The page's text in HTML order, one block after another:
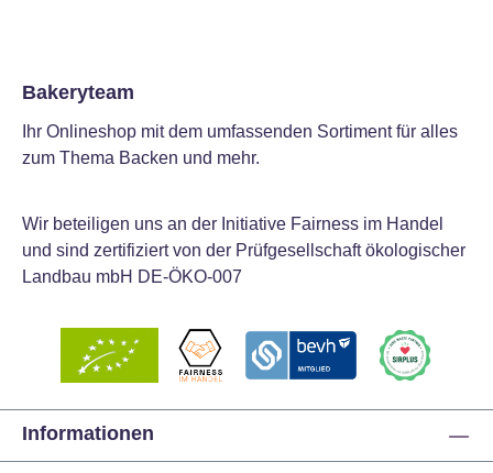
Bakeryteam
Ihr Onlineshop mit dem umfassenden Sortiment für alles
zum Thema Backen und mehr.
Wir beteiligen uns an der Initiative Fairness im Handel
und sind zertifiziert von der Prüfgesellschaft ökologischer
Landbau mbH DE-ÖKO-007
Informationen